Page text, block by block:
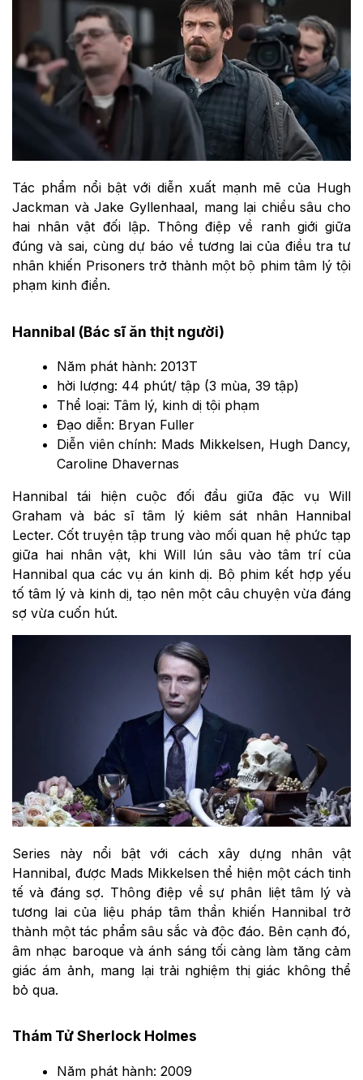
Tác phẩm nổi bật với diễn xuất mạnh mẽ của Hugh
Jackman và Jake Gyllenhaal, mang lại chiều sâu cho
hai nhân vật đối lập. Thông điệp về ranh giới giữa
đúng và sai, cùng dự báo về tương lai của điều tra tư
nhân khiến Prisoners trở thành một bộ phim tâm lý tội
phạm kinh điển.
Hannibal (Bác sĩ ăn thịt người)
Năm phát hành: 2013T
hời lượng: 44 phút/ tập (3 mùa, 39 tập)
Thể loại: Tâm lý, kinh dị tội phạm
Đạo diễn: Bryan Fuller
Diễn viên chính: Mads Mikkelsen, Hugh Dancy,
Caroline Dhavernas
Hannibal tái hiện cuộc đối đầu giữa đặc vụ Will
Graham và bác sĩ tâm lý kiêm sát nhân Hannibal
Lecter. Cốt truyện tập trung vào mối quan hệ phức tạp
giữa hai nhân vật, khi Will lún sâu vào tâm trí của
Hannibal qua các vụ án kinh dị. Bộ phim kết hợp yếu
tố tâm lý và kinh dị, tạo nên một câu chuyện vừa đáng
sợ vừa cuốn hút.
Series này nổi bật với cách xây dựng nhân vật
Hannibal, được Mads Mikkelsen thể hiện một cách tinh
tế và đáng sợ. Thông điệp về sự phân liệt tâm lý và
tương lai của liệu pháp tâm thần khiến Hannibal trở
thành một tác phẩm sâu sắc và độc đáo. Bên cạnh đó,
âm nhạc baroque và ánh sáng tối càng làm tăng cảm
giác ám ảnh, mang lại trải nghiệm thị giác không thể
bỏ qua.
Thám Tử Sherlock Holmes
Năm phát hành: 2009